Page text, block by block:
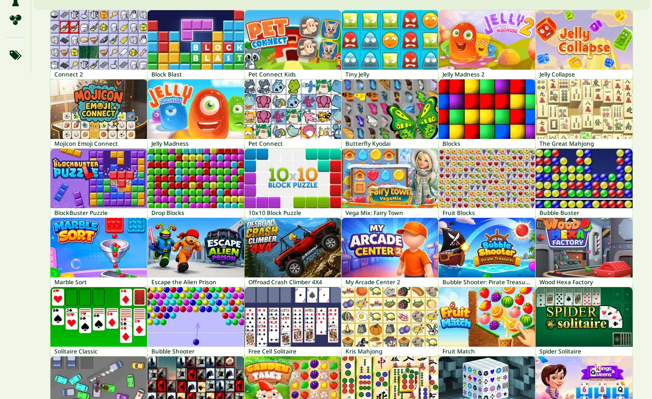
Connect 2 Block Blast Pet Connect Kids Tiny Jelly Jelly Madness 2 Jelly Collapse
Mojicon Emoji Connect Jelly Madness Pet Connect Butterfly Kyodai Blocks The Great Mahjong
BlockBuster Puzzle Drop Blocks 10x10 Block Puzzle Vega Mix: Fairy Town Fruit Blocks Bubble Buster
Marble Sort Escape the Alien Prison Offroad Crash Climber 4X4 My Arcade Center 2 Bubble Shooter: Pirate Treasures Wood Hexa Factory
Solitaire Classic Bubble Shooter Free Cell Solitaire Kris Mahjong Fruit Match Spider Solitaire